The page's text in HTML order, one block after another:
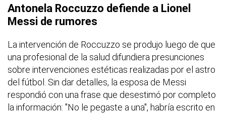
Antonela Roccuzzo defiende a Lionel
Messi de rumores
La intervención de Roccuzzo se produjo luego de que
una profesional de la salud difundiera presunciones
sobre intervenciones estéticas realizadas por el astro
del fútbol. Sin dar detalles, la esposa de Messi
respondió con una frase que desestimó por completo
la información: "No le pegaste a una", habría escrito en